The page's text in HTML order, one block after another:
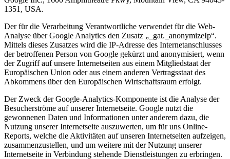
1351, USA.
Der für die Verarbeitung Verantwortliche verwendet für die Web-
Analyse über Google Analytics den Zusatz „_gat._anonymizeIp“.
Mittels dieses Zusatzes wird die IP-Adresse des Internetanschlusses
der betroffenen Person von Google gekürzt und anonymisiert, wenn
der Zugriff auf unsere Internetseiten aus einem Mitgliedstaat der
Europäischen Union oder aus einem anderen Vertragsstaat des
Abkommens über den Europäischen Wirtschaftsraum erfolgt.
Der Zweck der Google-Analytics-Komponente ist die Analyse der
Besucherströme auf unserer Internetseite. Google nutzt die
gewonnenen Daten und Informationen unter anderem dazu, die
Nutzung unserer Internetseite auszuwerten, um für uns Online-
Reports, welche die Aktivitäten auf unseren Internetseiten aufzeigen,
zusammenzustellen, und um weitere mit der Nutzung unserer
Internetseite in Verbindung stehende Dienstleistungen zu erbringen.